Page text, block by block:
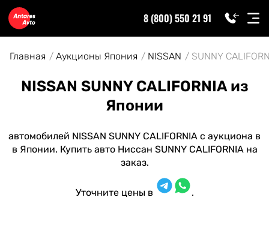
8 (800) 550 21 91
Главная Аукционы Япония NISSAN SUNNY
NISSAN SUNNY CALIFORNIA из
Японии
автомобилей NISSAN SUNNY CALIFORNIA с аукциона в
в Японии. Купить авто Ниссан SUNNY CALIFORNIA на
заказ.
Уточните цены в .